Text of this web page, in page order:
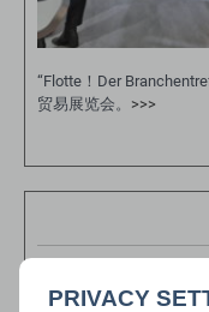
PRIVACY
“Flotte！Der
贸易展览会。 >>>